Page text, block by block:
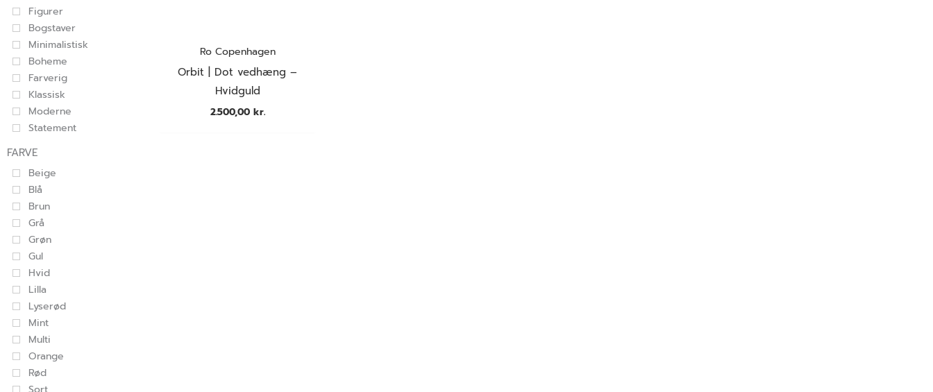
Figurer
Bogstaver
Minimalistisk
Boheme
Farverig
Klassisk
Moderne
Statement
FARVE
Beige
Blå
Brun
Grå
Grøn
Gul
Hvid
Lilla
Lyserød
Mint
Multi
Orange
Rød
Ro Copenhagen
Orbit | Dot vedhæng –
Hvidguld
2.500,00 kr.